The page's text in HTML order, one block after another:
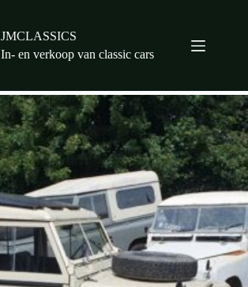
JMCLASSICS
In- en verkoop van classic cars